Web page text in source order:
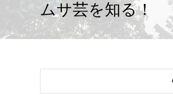
ムサ芸を知る！